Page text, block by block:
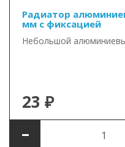
Радиатор
мм с фиксацией
Небольшой
23 ₽